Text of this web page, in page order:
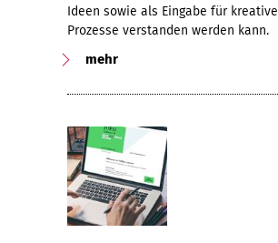
Ideen sowie als Eingabe für kreative
Prozesse verstanden werden kann.
mehr